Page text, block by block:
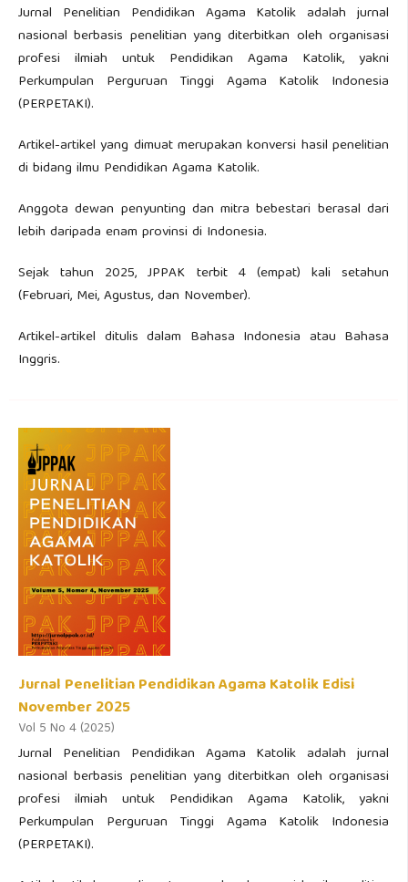
Jurnal Penelitian Pendidikan Agama Katolik adalah jurnal
nasional berbasis penelitian yang diterbitkan oleh organisasi
profesi ilmiah untuk Pendidikan Agama Katolik, yakni
Perkumpulan Perguruan Tinggi Agama Katolik Indonesia
(PERPETAKI).
Artikel-artikel yang dimuat merupakan konversi hasil penelitian
di bidang ilmu Pendidikan Agama Katolik.
Anggota dewan penyunting dan mitra bebestari berasal dari
lebih daripada enam provinsi di Indonesia.
Sejak tahun 2025, JPPAK terbit 4 (empat) kali setahun
(Februari, Mei, Agustus, dan November).
Artikel-artikel ditulis dalam Bahasa Indonesia atau Bahasa
Inggris.
Jurnal Penelitian Pendidikan Agama Katolik Edisi
November 2025
Vol 5 No 4 (2025)
Jurnal Penelitian Pendidikan Agama Katolik adalah jurnal
nasional berbasis penelitian yang diterbitkan oleh organisasi
profesi ilmiah untuk Pendidikan Agama Katolik, yakni
Perkumpulan Perguruan Tinggi Agama Katolik Indonesia
(PERPETAKI).